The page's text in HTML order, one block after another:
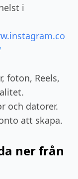
i
foton, Reels,
och datorer.
att skapa.
ner från